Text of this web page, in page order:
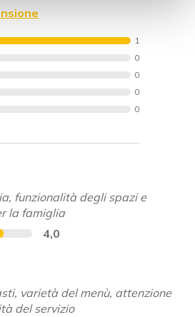
1
0
0
0
0
funzionalità degli spazi e
la famiglia
4,0
varietà del menù, attenzione
del servizio